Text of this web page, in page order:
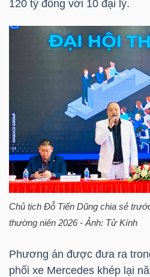
120 tỷ đồng với 10 đại lý.
Chủ tịch Đỗ Tiến Dũng chia sẻ
thường niên 2026 - Ảnh: Tử Kính
Phương án được đưa ra
phối xe Mercedes khép lại
CÔNG
CỤ
XUẤT
DỮ
LIỆU
SECTOR